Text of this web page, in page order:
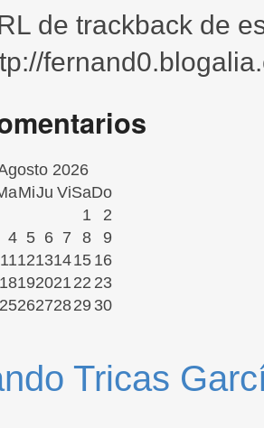
de trackback de
2026
MiJu ViSaDo
1
2
4 5 6 7 8
9
1112131415 16
18192021 22 23
2526272829 30
Tricas